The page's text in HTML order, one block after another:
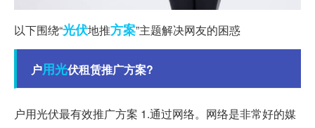
以下围绕“光伏地推方案”主题解决网友的困惑
户用光伏租赁推广方案?
户用光伏最有效推广方案 1.通过网络。网络是非常好的媒